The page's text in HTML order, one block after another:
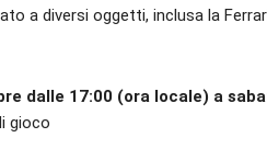
a diversi oggetti, inclusa la
dalle 17:00 (ora locale) a
gioco